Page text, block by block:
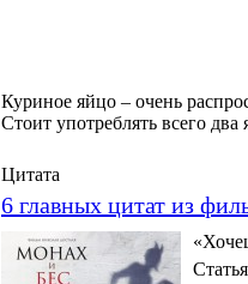
Куриное яйцо – очень
Стоит употреблять всего
Цитата
6 главных цитат из
Статья